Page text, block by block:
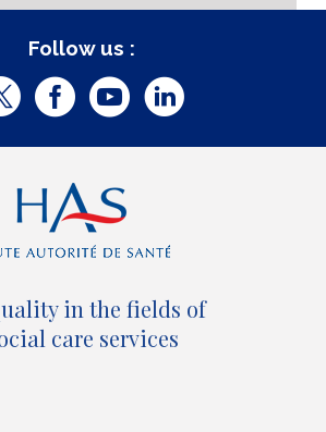
Follow us :
T
t
t
e
r
F
c
e
b
o
o
Y
u
b
e
L
d
in the fields of
care services